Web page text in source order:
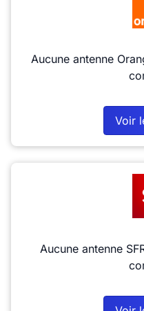
Aucune antenne
Voir
Aucune antenne